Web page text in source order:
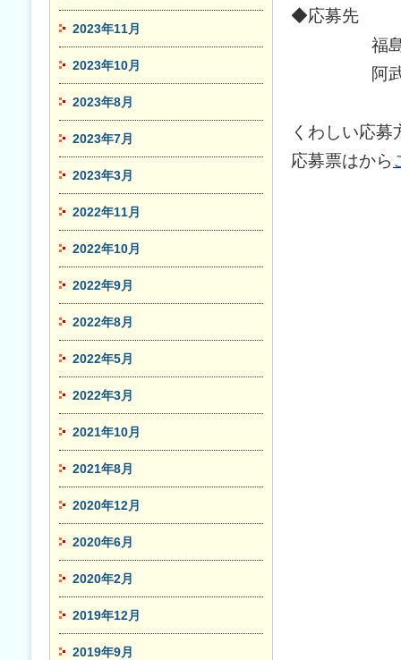
2023年11月
2023年10月
2023年8月
2023年7月
2023年3月
2022年11月
2022年10月
2022年9月
2022年8月
2022年5月
2022年3月
2021年10月
2021年8月
2020年12月
2020年6月
2020年2月
2019年12月
2019年9月
◆応募先 〒
福
阿
くわしい応募
応募票はから